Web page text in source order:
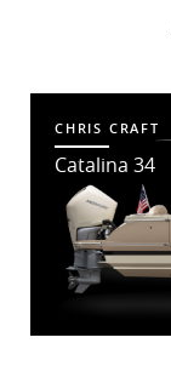
CHRIS CRAFT
Catalina 34